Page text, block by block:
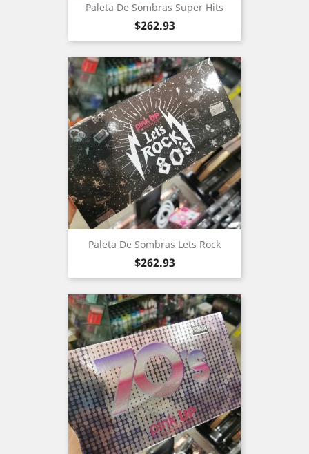
Paleta De Sombras Super Hits
Precio
$262.93
Paleta De Sombras Lets Rock
Precio
$262.93